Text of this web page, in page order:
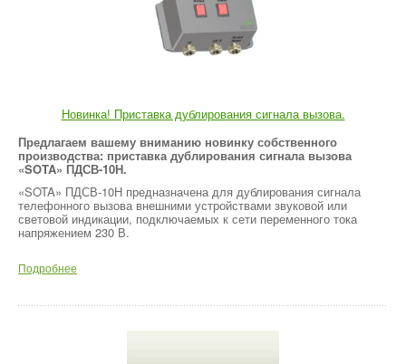
Новинка! Приставка дублирования сигнала вызова.
Предлагаем вашему вниманию новинку собственного
производства: приставка дублирования сигнала вызова
«SOTA» ПДСВ-10Н.
«SOTA» ПДСВ-10Н предназначена для дублирования сигнала
телефонного вызова внешними устройствами звуковой или
световой индикации, подключаемых к сети переменного тока
напряжением 230 В.
Подробнее